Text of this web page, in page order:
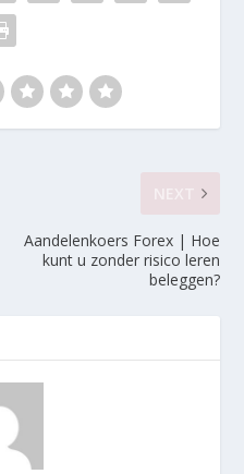
Aandelenkoers Forex | Hoe
kunt u zonder risico leren
beleggen?